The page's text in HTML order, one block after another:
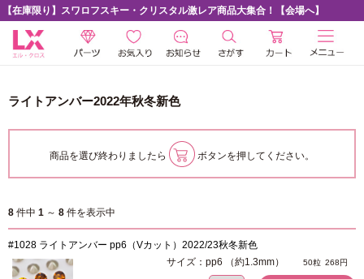
【在庫限り】スワロフスキー・クリスタル激レア商品大集合！【会場へ】
ライトアンバー2022年秋冬新色
商品を選び終わりましたら ボタンを押してください。
8 件中 1 ～ 8 件を表示中
#1028 ライトアンバー pp6（Vカット）2022/23秋冬新色
サイズ：pp6 （約1.3mm） 50粒 268円